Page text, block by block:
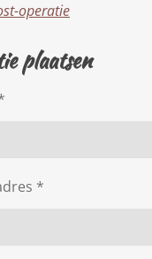
operatie
plaatsen
*